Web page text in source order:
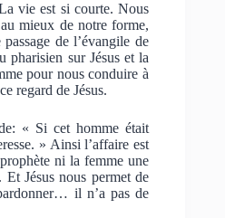
vie est si courte. Nous
mieux de notre forme,
de l’évangile de
pharisien sur Jésus et la
pour nous conduire à
regard de Jésus.
« Si cet homme était
» Ainsi l’affaire est
ni la femme une
Jésus nous permet de
il n’a pas de